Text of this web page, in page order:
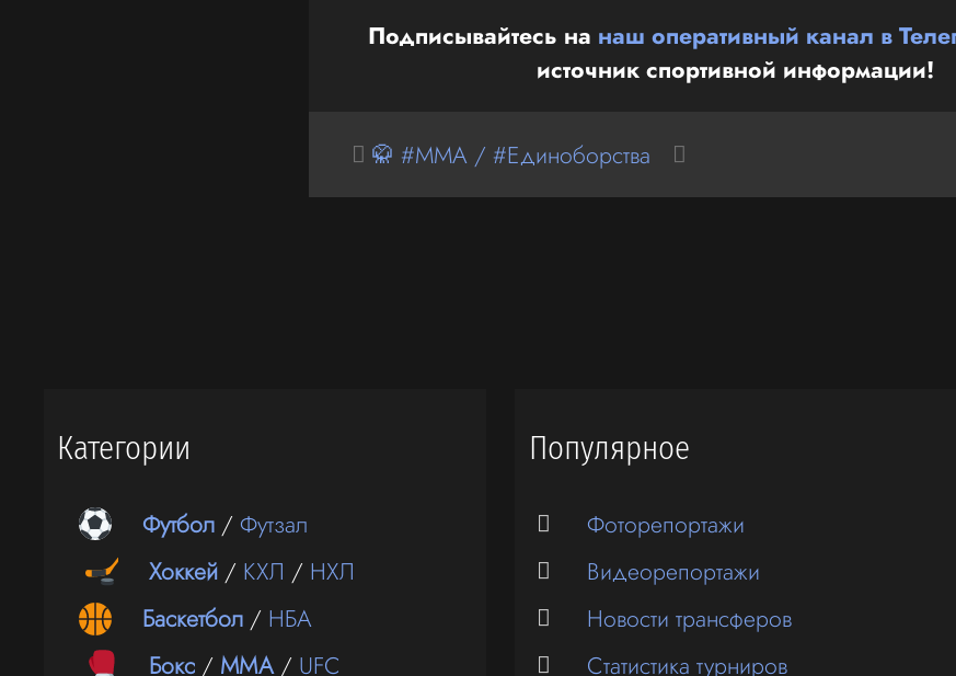
Подписывайтесь на наш оперативный канал в
источник спортивной информации!
🥋 #MMA / #Единоборства
Категории
Футбол /Футзал
Хоккей / КХЛ / НХЛ
Баскетбол / НБА
Бокс / ММА/ UFC
Популярное
Фоторепортажи
Видеорепортажи
Новости трансферов
Статистика турниров